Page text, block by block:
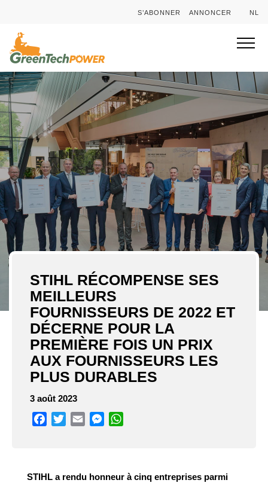
S’ABONNER ANNONCER NL
STIHL RÉCOMPENSE SES
MEILLEURS
FOURNISSEURS DE 2022 ET
DÉCERNE POUR LA
PREMIÈRE FOIS UN PRIX
AUX FOURNISSEURS LES
PLUS DURABLES
3 août 2023
Facebook
TwitterEmail Messenger
STIHL a rendu honneur à cinq entreprises parmi